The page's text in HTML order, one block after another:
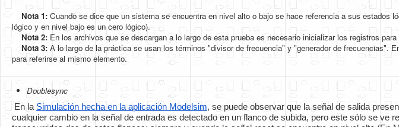
Nota 1: Cuando se dice que un sistema se encuentra en nivel alto o bajo se hace referencia a sus estados
lógico y en nivel bajo es un cero lógico).
Nota 2: En los archivos que se descargan a lo largo de esta prueba es necesario inicializar los registros
Nota 3: A lo largo de la práctica se usan los términos "divisor de frecuencia" y "generador de frecuencias".
para referirse al mismo elemento.
Doublesync
En la Simulación hecha en la aplicación Modelsim, se puede observar que la señal de salida
cualquier cambio en la señal de entrada es detectado en un flanco de subida, pero este sólo se ve